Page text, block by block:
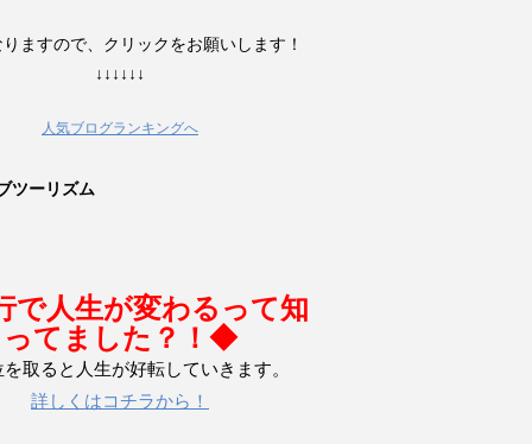
ますので、クリックをお願いします！
↓↓↓↓↓↓
人気ブログランキングへ
ツーリズム
で人生が変わるって知
ってました？！◆
取ると人生が好転していきます。
詳しくはコチラから！